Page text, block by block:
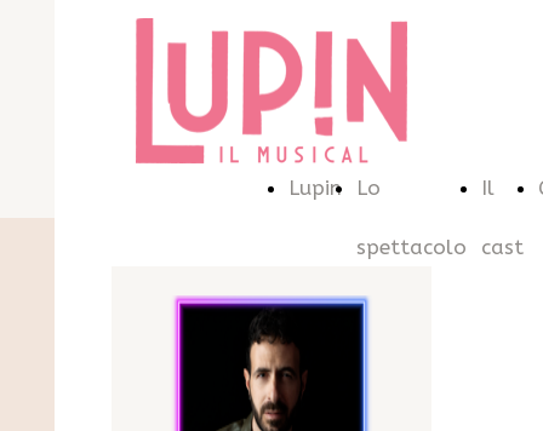
Lupin Lo
spettacolo
Il
cast